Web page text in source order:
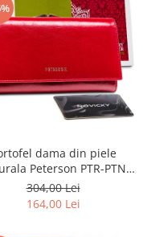
dama din piele
Peterson PTR-PTN
PL-721-1506
304,00 Lei
164,00 Lei